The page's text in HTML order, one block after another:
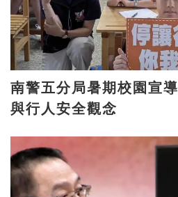
南警五分局暑期校園宣導 提升學生微電車
與行人安全觀念